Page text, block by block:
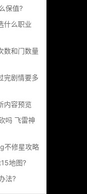
保值?
什么职业
数和门数量
完剧情要多
内容预览
吗 飞雷神
不修星攻略
地图?
法?